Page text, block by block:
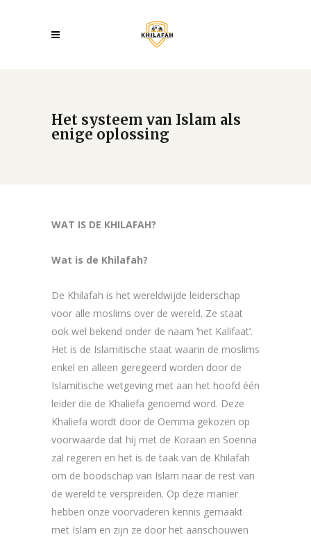
Het systeem van Islam als
enige oplossing
WAT IS DE KHILAFAH?
Wat is de Khilafah?
De Khilafah is het wereldwijde leiderschap
voor alle moslims over de wereld. Ze staat
ook wel bekend onder de naam ‘het Kalifaat’.
Het is de Islamitische staat waarin de moslims
enkel en alleen geregeerd worden door de
Islamitische wetgeving met aan het hoofd één
leider die de Khaliefa genoemd word. Deze
Khaliefa wordt door de Oemma gekozen op
voorwaarde dat hij met de Koraan en Soenna
zal regeren en het is de taak van de Khilafah
om de boodschap van Islam naar de rest van
de wereld te verspreiden. Op deze manier
hebben onze voorvaderen kennis gemaakt
met Islam en zijn ze door het aanschouwen